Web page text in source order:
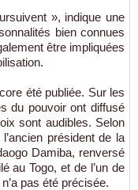
», indique une
bien connues
être impliquées
été publiée. Sur les
du pouvoir ont diffusé
sont audibles. Selon
président de la
Damiba, renversé
au Togo, et de l’un de
pas été précisée.